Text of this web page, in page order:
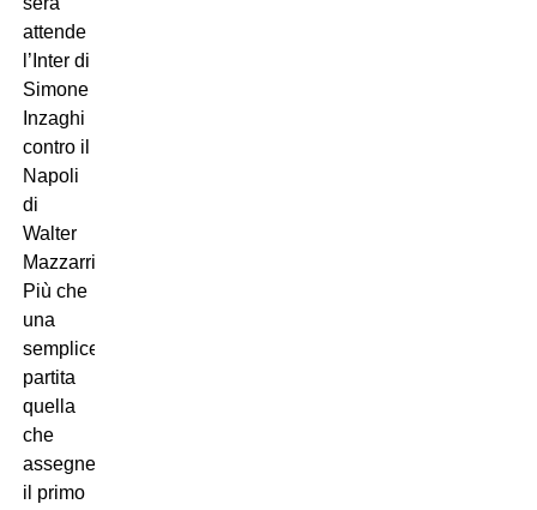
attende
l’Inter di
Simone
Inzaghi
contro il
Napoli
di
Walter
Mazzarri.
Più che
una
semplice
partita
quella
che
assegnerà
il primo